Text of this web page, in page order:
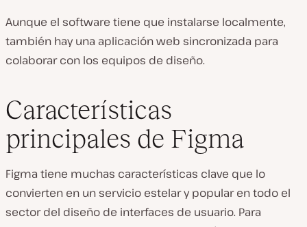
Aunque el software tiene que instalarse localmente,
también hay una aplicación web sincronizada para
colaborar con los equipos de diseño.
Características
principales de Figma
Figma tiene muchas características clave que lo
convierten en un servicio estelar y popular en todo el
sector del diseño de interfaces de usuario. Para